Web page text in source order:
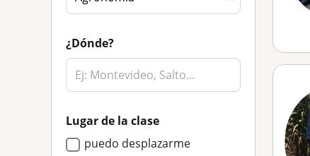
¿Dónde?
Lugar de la clase
puedo desplazarme